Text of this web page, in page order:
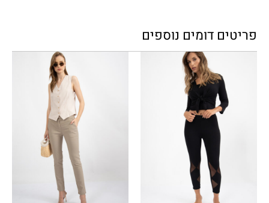
פריטים דומים נוספים